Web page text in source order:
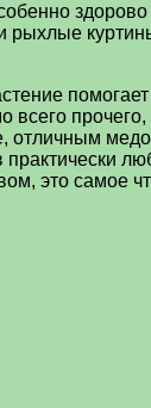
здорово
рыхлые
практически
это самое